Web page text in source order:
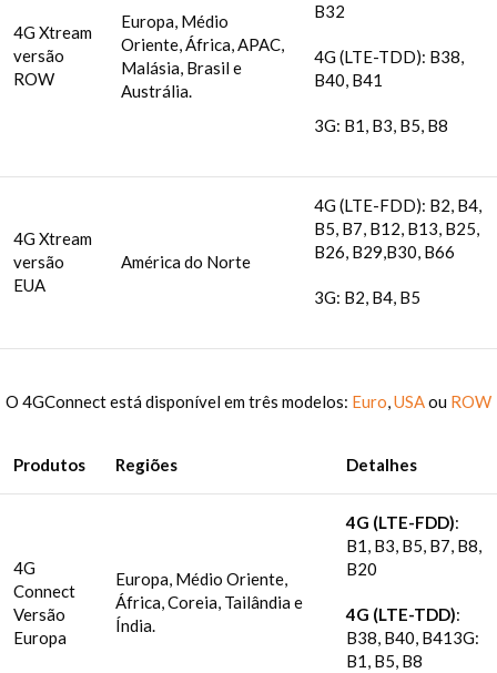
4G Xtream
versão
ROW
Europa, Médio
Oriente, África, APAC,
Malásia, Brasil e
Austrália.
B32
4G (LTE-TDD): B38,
B40, B41
3G: B1, B3, B5, B8
4G Xtream
versão
EUA
América do Norte
4G (LTE-FDD): B2, B4,
B5, B7, B12, B13, B25,
B26, B29,B30, B66
3G: B2, B4, B5
O 4GConnect está disponível em três modelos: Euro,USAou ROW
Produtos Regiões Detalhes
4G
Connect
Versão
Europa
Europa, Médio Oriente,
África, Coreia, Tailândia e
Índia.
4G (LTE-FDD):
B1, B3, B5, B7, B8,
B20
4G (LTE-TDD):
B38, B40, B413G:
B1, B5, B8